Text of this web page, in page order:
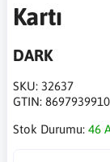
Kartı
DARK
SKU: 32637
GTIN:
Stok Durumu: 46